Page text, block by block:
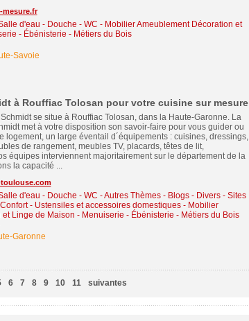
mesure.fr
d'eau - Douche - WC - Mobilier Ameublement Décoration et
- Ébénisterie - Métiers du Bois
Savoie
à Rouffiac Tolosan pour votre cuisine sur mesure
se situe à Rouffiac Tolosan, dans la Haute-Garonne. La
met à votre disposition son savoir-faire pour vous guider ou
logement, un large éventail d´équipements : cuisines, dressings,
de rangement, meubles TV, placards, têtes de lit,
équipes interviennent majoritairement sur le département de la
la capacité ...
d'eau - Douche - WC -Autres Thèmes - Blogs - Divers - Sites
- Ustensiles et accessoires domestiques - Mobilier
Linge de Maison - Menuiserie - Ébénisterie - Métiers du Bois
Garonne
6 7 8 9 10 11 suivantes